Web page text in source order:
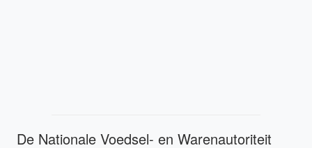
De Nationale Voedsel- en Warenautoriteit